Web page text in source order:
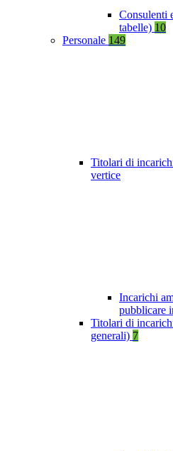
Consulenti
tabelle) 10
Personale 149
Titolari di
vertice
Incarichi
pubblicare
Titolari di
generali) 7